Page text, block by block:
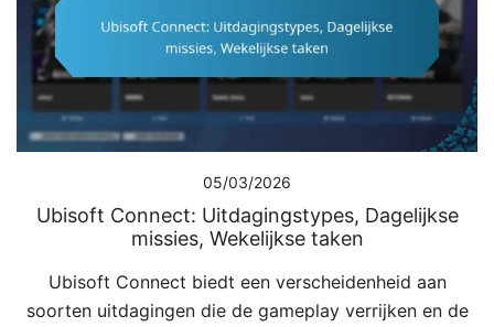
05/03/2026
Ubisoft Connect: Uitdagingstypes, Dagelijkse
missies, Wekelijkse taken
Ubisoft Connect biedt een verscheidenheid aan
soorten uitdagingen die de gameplay verrijken en de